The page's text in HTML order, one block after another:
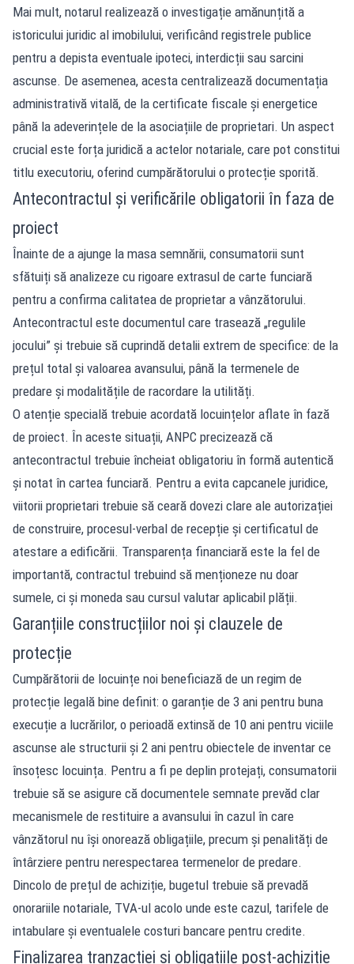
Mai mult, notarul realizează o investigație amănunțită a
istoricului juridic al imobilului, verificând registrele publice
pentru a depista eventuale ipoteci, interdicții sau sarcini
ascunse. De asemenea, acesta centralizează documentația
administrativă vitală, de la certificate fiscale și energetice
până la adeverințele de la asociațiile de proprietari. Un aspect
crucial este forța juridică a actelor notariale, care pot constitui
titlu executoriu, oferind cumpărătorului o protecție sporită.
Antecontractul și verificările obligatorii în faza de
proiect
Înainte de a ajunge la masa semnării, consumatorii sunt
sfătuiți să analizeze cu rigoare extrasul de carte funciară
pentru a confirma calitatea de proprietar a vânzătorului.
Antecontractul este documentul care trasează „regulile
jocului” și trebuie să cuprindă detalii extrem de specifice: de la
prețul total și valoarea avansului, până la termenele de
predare și modalitățile de racordare la utilități.
O atenție specială trebuie acordată locuințelor aflate în fază
de proiect. În aceste situații, ANPC precizează că
antecontractul trebuie încheiat obligatoriu în formă autentică
și notat în cartea funciară. Pentru a evita capcanele juridice,
viitorii proprietari trebuie să ceară dovezi clare ale autorizației
de construire, procesul-verbal de recepție și certificatul de
atestare a edificării. Transparența financiară este la fel de
importantă, contractul trebuind să menționeze nu doar
sumele, ci și moneda sau cursul valutar aplicabil plății.
Garanțiile construcțiilor noi și clauzele de
protecție
Cumpărătorii de locuințe noi beneficiază de un regim de
protecție legală bine definit: o garanție de 3 ani pentru buna
execuție a lucrărilor, o perioadă extinsă de 10 ani pentru viciile
ascunse ale structurii și 2 ani pentru obiectele de inventar ce
însoțesc locuința. Pentru a fi pe deplin protejați, consumatorii
trebuie să se asigure că documentele semnate prevăd clar
mecanismele de restituire a avansului în cazul în care
vânzătorul nu își onorează obligațiile, precum și penalități de
întârziere pentru nerespectarea termenelor de predare.
Dincolo de prețul de achiziție, bugetul trebuie să prevadă
onorariile notariale, TVA-ul acolo unde este cazul, tarifele de
intabulare și eventualele costuri bancare pentru credite.
Finalizarea tranzacției și obligațiile post-achiziție